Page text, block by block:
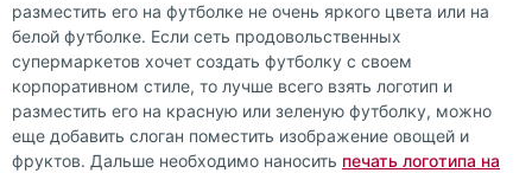
разместить его на футболке не очень яркого цвета или на
белой футболке. Если сеть продовольственных
супермаркетов хочет создать футболку с своем
корпоративном стиле, то лучше всего взять логотип и
разместить его на красную или зеленую футболку, можно
еще добавить слоган поместить изображение овощей и
фруктов. Дальше необходимо наносить печать логотипа на